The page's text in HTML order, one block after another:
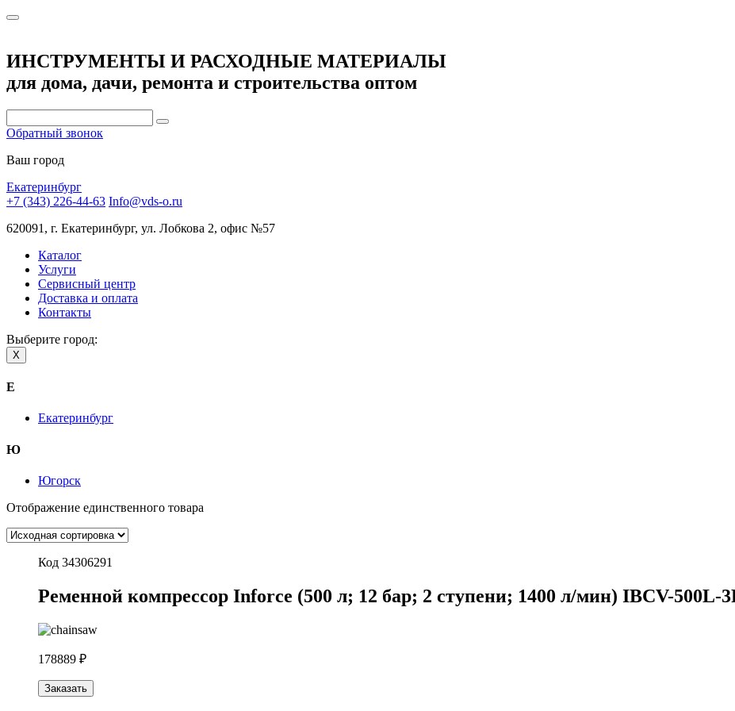
ИНСТРУМЕНТЫ И РАСХОДНЫЕ МАТЕРИАЛЫ
для дома, дачи, ремонта и строительства оптом
Обратный звонок
Ваш город
Екатеринбург
+7 (343) 226-44-63 Info@vds-o.ru
620091, г. Екатеринбург, ул. Лобкова 2, офис №57
Каталог
Услуги
Сервисный центр
Доставка и оплата
Контакты
Выберите город:
X
Е
Екатеринбург
Ю
Югорск
Отображение единственного товара
Код 34306291
Ременной компрессор Inforce (500 л; 12 бар; 2 ступени; 1400 л/мин) IBCV-500L-
178889 ₽
Заказать